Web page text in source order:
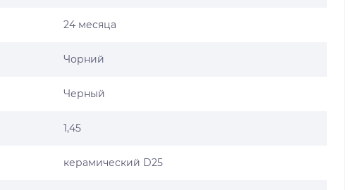
24 месяца
Чорний
Черный
1,45
керамический D25